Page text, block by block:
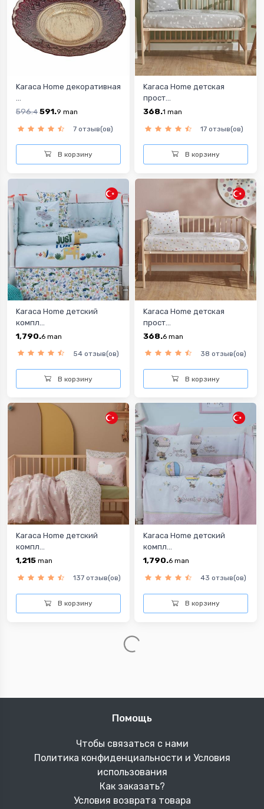
Karaca Home декоративная
...
596.4 591.9 man
7 отзыв(ов)
В корзину
Karaca Home детская
прост...
368.1 man
17 отзыв(ов)
В корзину
Karaca Home детский
компл...
1,790.6 man
54 отзыв(ов)
В корзину
Karaca Home детская
прост...
368.6 man
38 отзыв(ов)
В корзину
Karaca Home детский
компл...
1,215 man
137 отзыв(ов)
В корзину
Karaca Home детский
компл...
1,790.6 man
43 отзыв(ов)
В корзину
Karaca Home детская
38 отзыв(ов)
Karaca Home детский
компл...
454man